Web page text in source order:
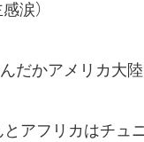
涙）
だかアメリカ大陸
アフリカはチ